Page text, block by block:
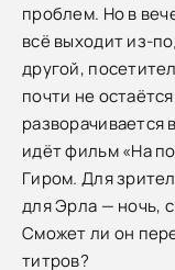
проблем. Но в
всё выходит из-
другой,
почти не
разворачивается
идёт фильм «На
Гиром. Для
для Эрла — ночь,
Сможет ли он
титров?